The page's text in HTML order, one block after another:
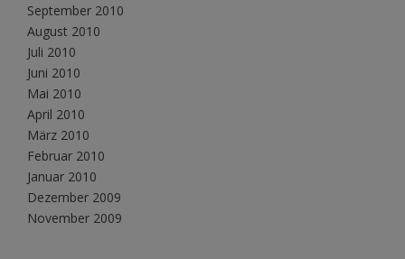
September 2010
August 2010
Juli 2010
Juni 2010
Mai 2010
April 2010
März 2010
Februar 2010
Januar 2010
Dezember 2009
November 2009